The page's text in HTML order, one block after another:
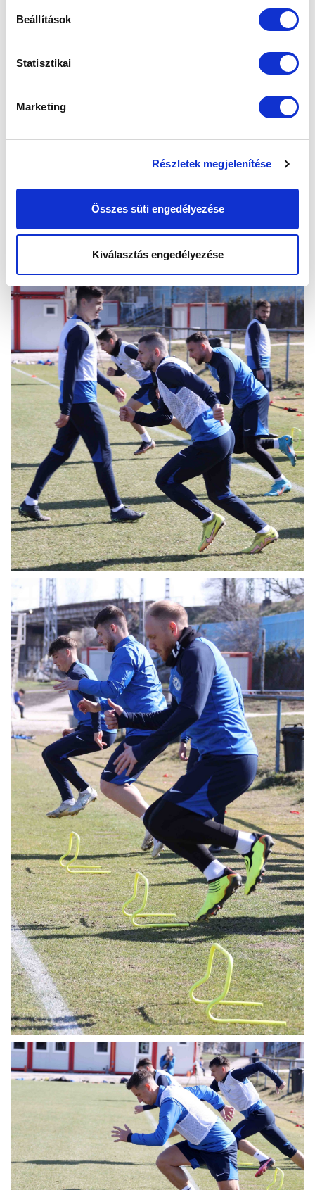
Beállítások
Statisztikai
Marketing
Részletek megjelenítése
Összes süti engedélyezése
Kiválasztás engedélyezése